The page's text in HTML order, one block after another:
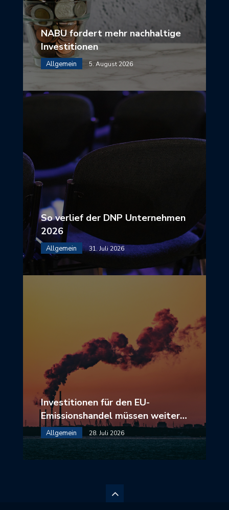
NABU fordert mehr nachhaltige
Investitionen
Allgemein 5. August 2026
So verlief der DNP Unternehmen
2026
Allgemein 31. Juli 2026
Investitionen für den EU-
Emissionshandel müssen weiter…
Allgemein 28. Juli 2026